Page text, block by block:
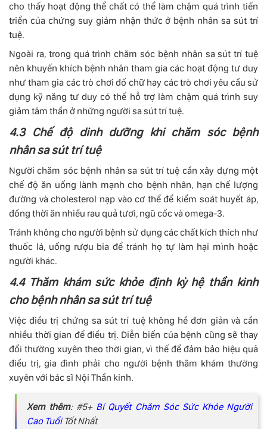
cho thấy hoạt động thể chất có thể làm chậm quá trình tiến
triển của chứng suy giảm nhận thức ở bệnh nhân sa sút trí
tuệ.
Ngoài ra, trong quá trình chăm sóc bệnh nhân sa sút trí tuệ
nên khuyến khích bệnh nhân tham gia các hoạt động tư duy
như tham gia các trò chơi đố chữ hay các trò chơi yêu cầu sử
dụng kỹ năng tư duy có thể hỗ trợ làm chậm quá trình suy
giảm tâm thần ở những người sa sút trí tuệ.
4.3 Chế độ dinh dưỡng khi chăm sóc bệnh
nhân sa sút trí tuệ
Người chăm sóc bệnh nhân sa sút trí tuệ cần xây dựng một
chế độ ăn uống lành mạnh cho bệnh nhân, hạn chế lượng
đường và cholesterol nạp vào cơ thể để kiểm soát huyết áp,
đồng thời ăn nhiều rau quả tươi, ngũ cốc và omega-3.
Tránh không cho người bệnh sử dụng các chất kích thích như
thuốc lá, uống rượu bia để tránh họ tự làm hại mình hoặc
người khác.
4.4 Thăm khám sức khỏe định kỳ hệ thần kinh
cho bệnh nhân sa sút trí tuệ
Việc điều trị chứng sa sút trí tuệ không hề đơn giản và cần
nhiều thời gian để điều trị. Diễn biến của bệnh cũng sẽ thay
đổi thường xuyên theo thời gian, vì thế để đảm bảo hiệu quả
điều trị, gia đình phải cho người bệnh thăm khám thường
xuyên với bác sĩ Nội Thần kinh.
Xem thêm: #5+ Bí Quyết Chăm Sóc Sức Khỏe Người
Cao TuổiTốt Nhất